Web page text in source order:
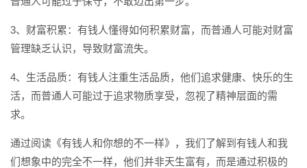
3、财富积累：有钱人懂得如何积累财富，而普通人可能对财富
管理缺乏认识，导致财富流失。
4、生活品质：有钱人注重生活品质，他们追求健康、快乐的生
活，而普通人可能过于追求物质享受，忽视了精神层面的需
求。
通过阅读《有钱人和你想的不一样》，我们了解到有钱人和我
们想象中的完全不一样，他们并非天生富有，而是通过积极的